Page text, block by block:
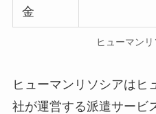
金
ヒューマン
ヒューマンリソシアはヒ
社が運営する派遣サービ